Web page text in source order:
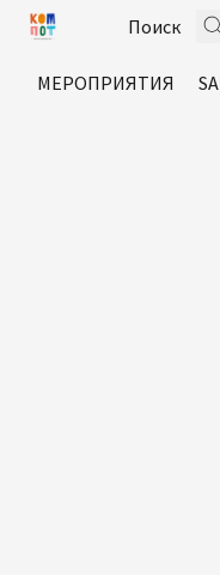
МЕРОПРИЯТИЯ